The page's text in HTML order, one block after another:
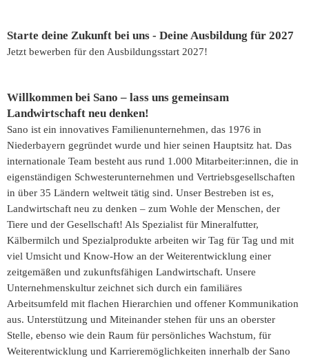
Starte deine Zukunft bei uns - Deine Ausbildung für 2027
Jetzt bewerben für den Ausbildungsstart 2027!
Willkommen bei Sano – lass uns gemeinsam
Landwirtschaft neu denken!
Sano ist ein innovatives Familienunternehmen, das 1976 in
Niederbayern gegründet wurde und hier seinen Hauptsitz hat. Das
internationale Team besteht aus rund 1.000 Mitarbeiter:innen, die in
eigenständigen Schwesterunternehmen und Vertriebsgesellschaften
in über 35 Ländern weltweit tätig sind. Unser Bestreben ist es,
Landwirtschaft neu zu denken – zum Wohle der Menschen, der
Tiere und der Gesellschaft! Als Spezialist für Mineralfutter,
Kälbermilch und Spezialprodukte arbeiten wir Tag für Tag und mit
viel Umsicht und Know-How an der Weiterentwicklung einer
zeitgemäßen und zukunftsfähigen Landwirtschaft. Unsere
Unternehmenskultur zeichnet sich durch ein familiäres
Arbeitsumfeld mit flachen Hierarchien und offener Kommunikation
aus. Unterstützung und Miteinander stehen für uns an oberster
Stelle, ebenso wie dein Raum für persönliches Wachstum, für
Weiterentwicklung und Karrieremöglichkeiten innerhalb der Sano